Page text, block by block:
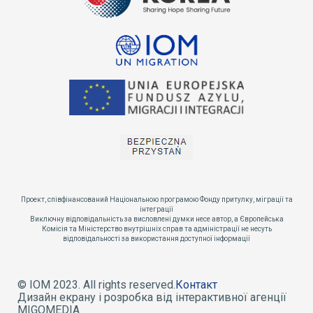
Проект, співфінансований Національною програмою Фонду притулку, міграції та
інтеграції
Виключну відповідальність за висловлені думки несе автор, а Європейська
Комісія та Міністерство внутрішніх справ та адміністрації не несуть
відповідальності за використання доступної інформації
© IOM 2023. All rights reserved.Контакт
Дизайн екрану і розробка від інтерактивної агенції
MIGOMEDIA